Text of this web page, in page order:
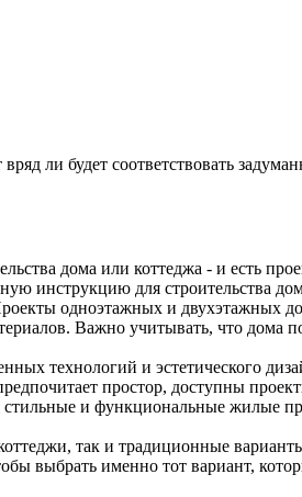
ли будет соответствовать
дома или коттеджа - и есть
инструкцию для строительства
одноэтажных и
Важно учитывать, что дома
технологий и эстетического
простор, доступны
и функциональные жилые
так и традиционные
выбрать именно тот вариант,